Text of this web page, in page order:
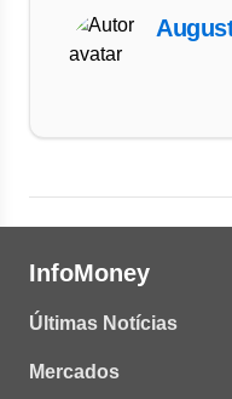
InfoMoney
Últimas Notícias
Mercados